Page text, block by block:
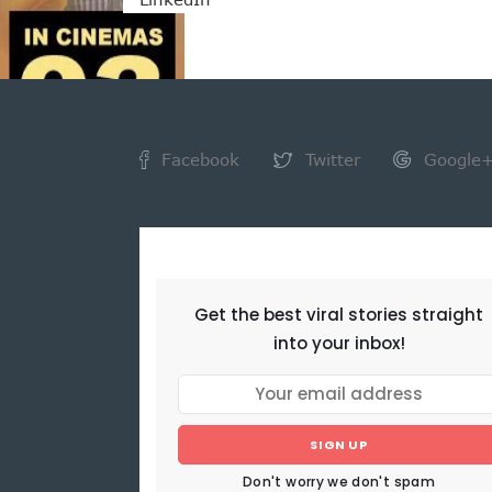
Facebook Twitter
Get the best viral stories straight
into your inbox!
SIGN UP
Don't worry we don't spam